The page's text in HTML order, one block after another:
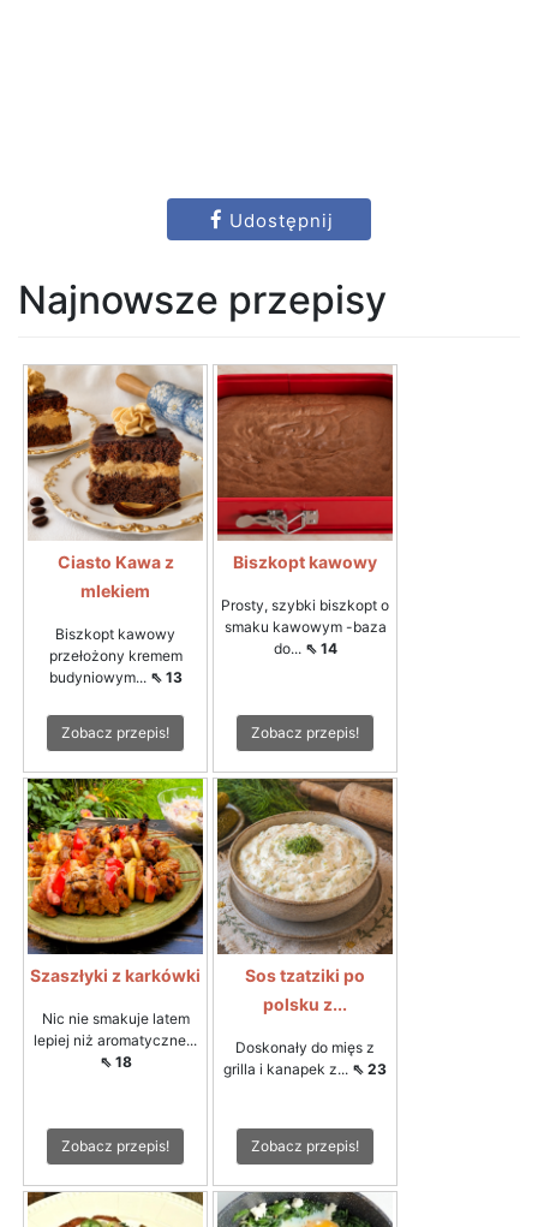
Udostępnij
Najnowsze przepisy
Ciasto Kawa z
mlekiem
Biszkopt kawowy
przełożony kremem
budyniowym... ⇖ 13
Zobacz przepis!
Biszkopt kawowy
Prosty, szybki biszkopt o
smaku kawowym -baza
do... ⇖ 14
Zobacz przepis!
Szaszłyki z karkówki
Nic nie smakuje latem
lepiej niż aromatyczne...
⇖ 18
Zobacz przepis!
Sos tzatziki po
polsku z...
Doskonały do mięs z
grilla i kanapek z... ⇖ 23
Zobacz przepis!